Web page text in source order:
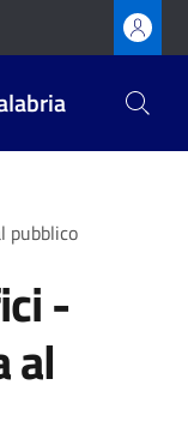
pubblico
-
al